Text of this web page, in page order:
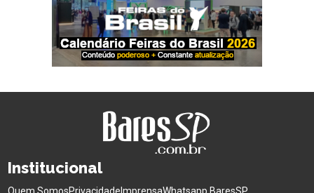
Institucional